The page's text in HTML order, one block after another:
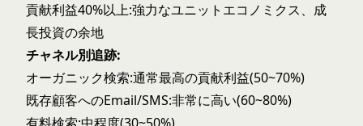
貢献利益40%以上:強力なユニットエコノミクス、成
長投資の余地
チャネル別追跡:
オーガニック検索:通常最高の貢献利益(50~70%)
既存顧客へのEmail/SMS:非常に高い(60~80%)